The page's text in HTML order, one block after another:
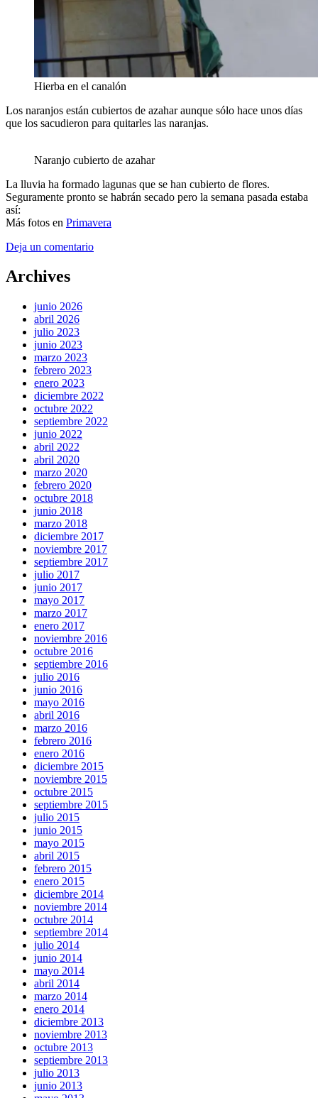
Hierba en el canalón
Los naranjos están cubiertos de azahar aunque sólo hace unos días
que los sacudieron para quitarles las naranjas.
Naranjo cubierto de azahar
La lluvia ha formado lagunas que se han cubierto de flores.
Seguramente pronto se habrán secado pero la semana pasada estaba
así:
Más fotos en Primavera
Deja un comentario
Archives
junio 2026
abril 2026
julio 2023
junio 2023
marzo 2023
febrero 2023
enero 2023
diciembre 2022
octubre 2022
septiembre 2022
junio 2022
abril 2022
abril 2020
marzo 2020
febrero 2020
octubre 2018
junio 2018
marzo 2018
diciembre 2017
noviembre 2017
septiembre 2017
julio 2017
junio 2017
mayo 2017
marzo 2017
enero 2017
noviembre 2016
octubre 2016
septiembre 2016
julio 2016
junio 2016
mayo 2016
abril 2016
marzo 2016
febrero 2016
enero 2016
diciembre 2015
noviembre 2015
octubre 2015
septiembre 2015
julio 2015
junio 2015
mayo 2015
abril 2015
febrero 2015
enero 2015
diciembre 2014
noviembre 2014
octubre 2014
septiembre 2014
julio 2014
junio 2014
mayo 2014
abril 2014
marzo 2014
enero 2014
diciembre 2013
noviembre 2013
octubre 2013
septiembre 2013
julio 2013
junio 2013